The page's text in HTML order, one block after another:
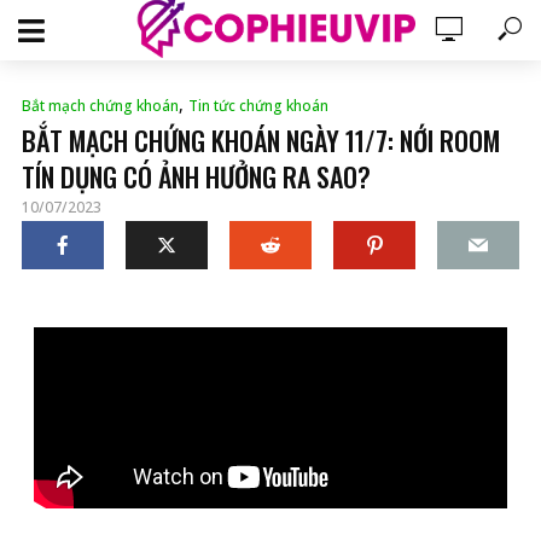
Bắt mạch chứng khoán, Tin tức chứng khoán
BẮT MẠCH CHỨNG KHOÁN NGÀY 11/7: NỚI ROOM
TÍN DỤNG CÓ ẢNH HƯỞNG RA SAO?
10/07/2023